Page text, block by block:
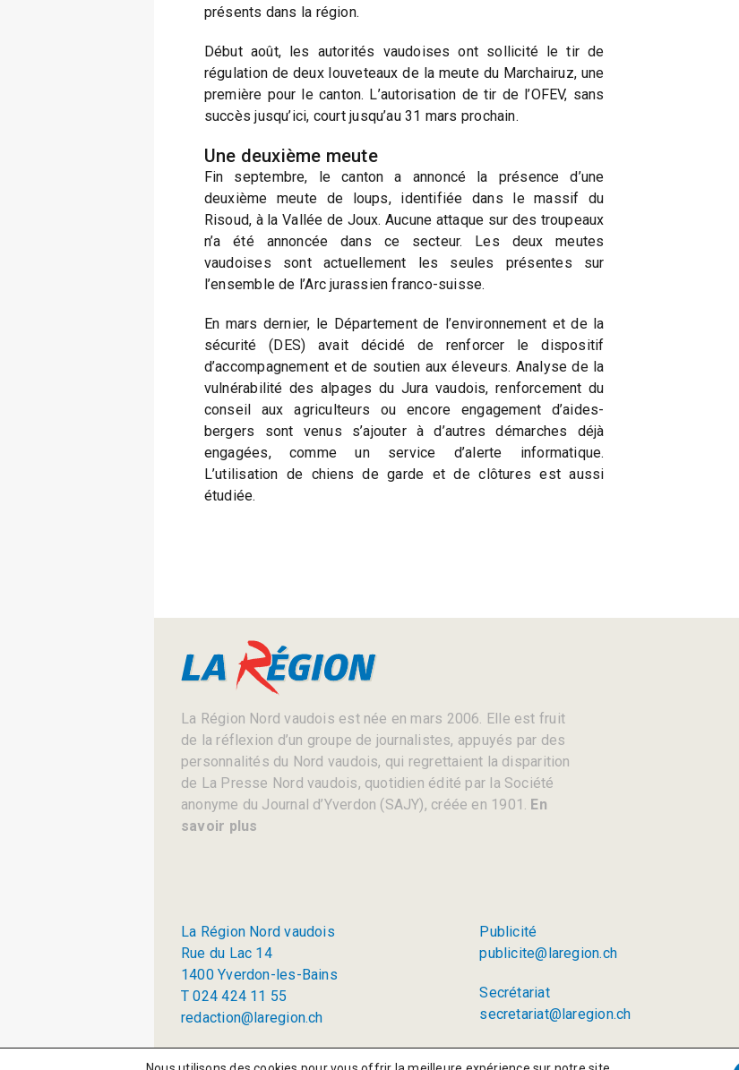
présents dans la région.
Début août, les autorités vaudoises ont sollicité le tir de
régulation de deux louveteaux de la meute du Marchairuz, une
première pour le canton. L’autorisation de tir de l’OFEV, sans
succès jusqu’ici, court jusqu’au 31 mars prochain.
Une deuxième meute
Fin septembre, le canton a annoncé la présence d’une
deuxième meute de loups, identifiée dans le massif du
Risoud, à la Vallée de Joux. Aucune attaque sur des troupeaux
n’a été annoncée dans ce secteur. Les deux meutes
vaudoises sont actuellement les seules présentes sur
l’ensemble de l’Arc jurassien franco-suisse.
En mars dernier, le Département de l’environnement et de la
sécurité (DES) avait décidé de renforcer le dispositif
d’accompagnement et de soutien aux éleveurs. Analyse de la
vulnérabilité des alpages du Jura vaudois, renforcement du
conseil aux agriculteurs ou encore engagement d’aides-
bergers sont venus s’ajouter à d’autres démarches déjà
engagées, comme un service d’alerte informatique.
L’utilisation de chiens de garde et de clôtures est aussi
étudiée.
La Région Nord vaudois est née en mars 2006. Elle est fruit
de la réflexion d’un groupe de journalistes, appuyés par des
personnalités du Nord vaudois, qui regrettaient la disparition
de La Presse Nord vaudois, quotidien édité par la Société
anonyme du Journal d’Yverdon (SAJY), créée en 1901. En
savoir plus
La Région Nord vaudois
Rue du Lac 14
1400 Yverdon-les-Bains
T 024 424 11 55
redaction@laregion.ch
Publicité
publicite@laregion.ch
Secrétariat
secretariat@laregion.ch